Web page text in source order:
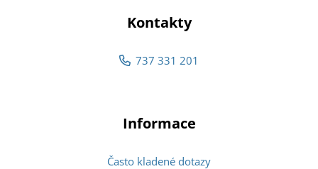
Kontakty
737 331 201
Informace
Často kladené dotazy